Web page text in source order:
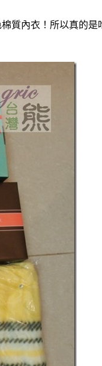
質內衣！所以真的是